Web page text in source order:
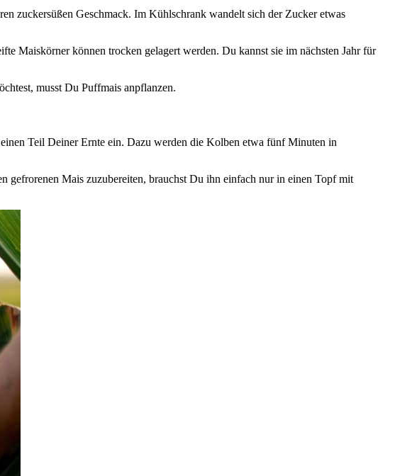
zuckersüßen Geschmack. Im Kühlschrank wandelt sich der Zucker etwas
Maiskörner können trocken gelagert werden. Du kannst sie im nächsten Jahr für
musst Du Puffmais anpflanzen.
Teil Deiner Ernte ein. Dazu werden die Kolben etwa fünf Minuten in
gefrorenen Mais zuzubereiten, brauchst Du ihn einfach nur in einen Topf mit